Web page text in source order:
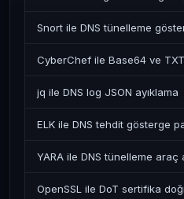
Snort ile DNS tünelleme
CyberChef ile Base64 ve
jq ile DNS log JSON ayıklama
ELK ile DNS tehdit gösterge
YARA ile DNS tünelleme araç
OpenSSL ile DoT sertifika